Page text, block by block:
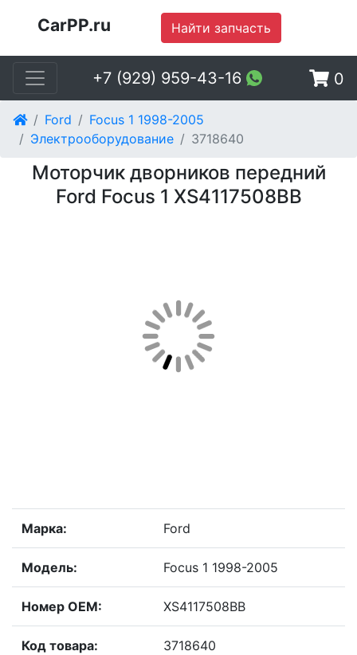
CarPP.ru Найти запчасть
+7 (929) 959-43-16 0
Ford
Focus 1 1998-2005
Электрооборудование
3718640
Моторчик дворников передний
Ford Focus 1 XS4117508BB
Марка: Ford
Модель: Focus 1 1998-2005
Номер OEM: XS4117508BB
Код товара: 3718640